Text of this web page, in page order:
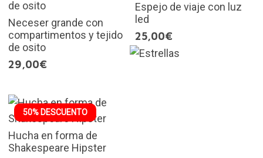
Neceser grande con
compartimentos y tejido
de osito
29,00€
Espejo de viaje con luz
led
25,00€
50% DESCUENTO
Hucha en forma de
Shakespeare Hipster